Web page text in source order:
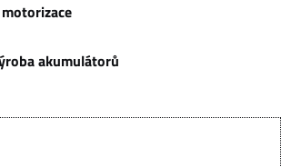
akumulátorů